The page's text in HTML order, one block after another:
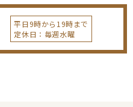
平日9時から19時まで
定休日：毎週水曜